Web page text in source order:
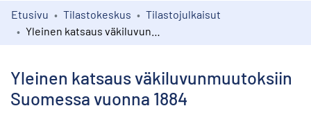
Kokoelmat
Etusivu Tilastokeskus
Tilastojulkaisut
Yleinen katsaus väkiluvunmuutoksiin
Suomessa vuonna 1884